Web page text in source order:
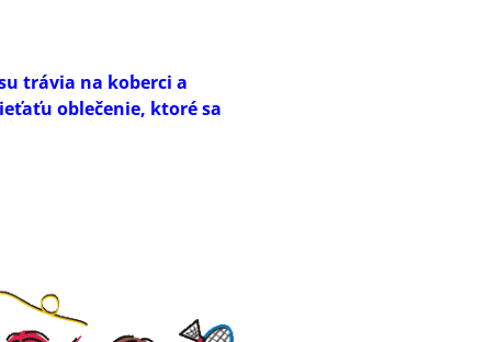
trávia na koberci a
oblečenie, ktoré sa